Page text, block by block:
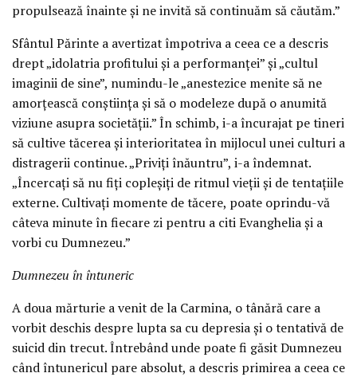
propulsează înainte și ne invită să continuăm să căutăm.”
Sfântul Părinte a avertizat împotriva a ceea ce a descris
drept „idolatria profitului și a performanței” și „cultul
imaginii de sine”, numindu-le „anestezice menite să ne
amorțească conștiința și să o modeleze după o anumită
viziune asupra societății.” În schimb, i-a încurajat pe tineri
să cultive tăcerea și interioritatea în mijlocul unei culturi a
distragerii continue. „Priviți înăuntru”, i-a îndemnat.
„Încercați să nu fiți copleșiți de ritmul vieții și de tentațiile
externe. Cultivați momente de tăcere, poate oprindu-vă
câteva minute în fiecare zi pentru a citi Evanghelia și a
vorbi cu Dumnezeu.”
Dumnezeu în întuneric
A doua mărturie a venit de la Carmina, o tânără care a
vorbit deschis despre lupta sa cu depresia și o tentativă de
suicid din trecut. Întrebând unde poate fi găsit Dumnezeu
când întunericul pare absolut, a descris primirea a ceea ce